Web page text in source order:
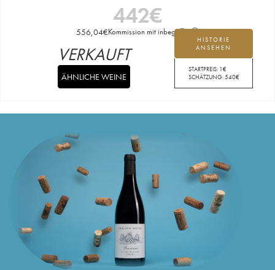
442€
556,04€Kommission mit inbegriffen
HISTORIE
ANSEHEN
STARTPREIS: 1€
SCHÄTZUNG:540€
VERKAUFT
ÄHNLICHE WEINE